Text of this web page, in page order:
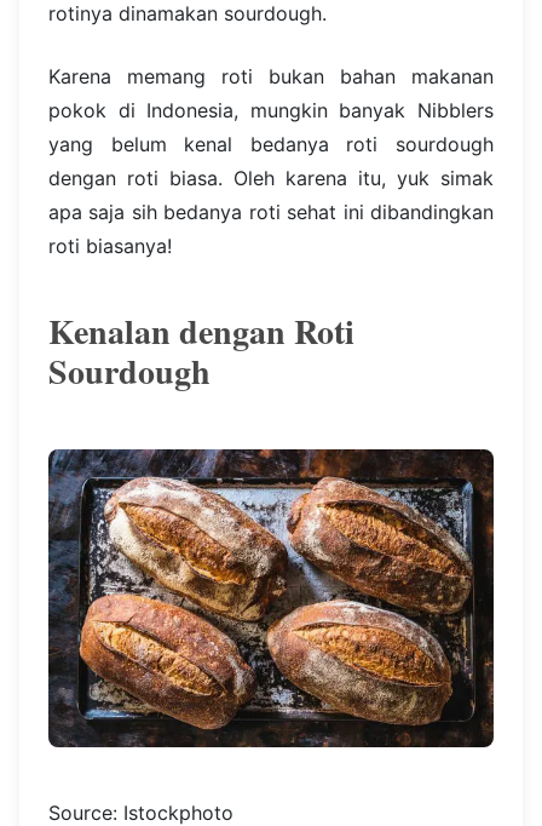
rotinya dinamakan sourdough.
Karena memang roti bukan bahan makanan
pokok di Indonesia, mungkin banyak Nibblers
yang belum kenal bedanya roti sourdough
dengan roti biasa. Oleh karena itu, yuk simak
apa saja sih bedanya roti sehat ini dibandingkan
roti biasanya!
Kenalan dengan Roti
Sourdough
Source: Istockphoto